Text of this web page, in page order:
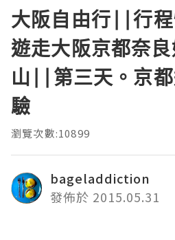
大阪自由行||行
遊走大阪京都奈
山||第三天。京
驗
瀏覽次數:10899
bageladdiction
發佈於 2015.05.31